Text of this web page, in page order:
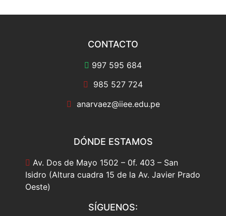
CONTACTO
997 595 684
985 527 724
anarvaez@iiee.edu.pe
DÓNDE ESTAMOS
Av. Dos de Mayo 1502 – 0f. 403 – San
Isidro (Altura cuadra 15 de la Av. Javier Prado
Oeste)
SÍGUENOS: